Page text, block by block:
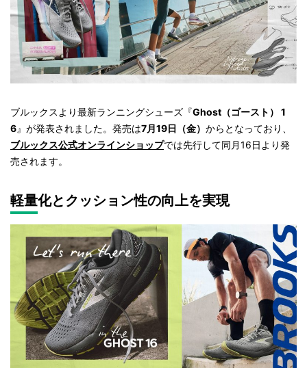
ブルックスより最新ランニングシューズ『Ghost（ゴースト） 1
6』が発表されました。発売は7月19日（金） からとなっており、
ブルックス公式オンラインショップでは先行して同月16日より発
売されます。
軽量化とクッション性の向上を実現